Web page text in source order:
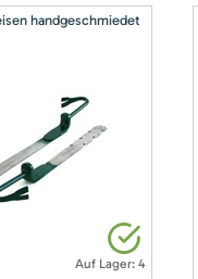
handgeschmiedet
Auf Lager: 4